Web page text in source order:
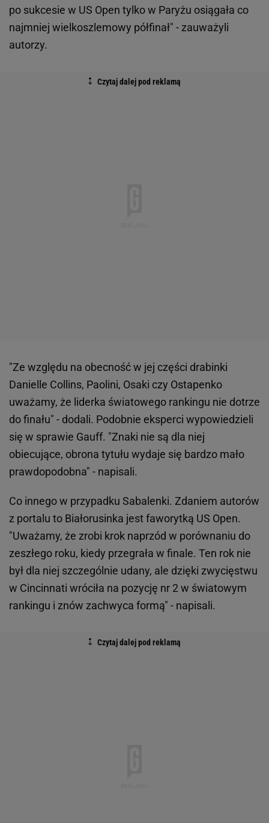
po sukcesie w US Open tylko w Paryżu osiągała co
najmniej wielkoszlemowy półfinał" - zauważyli
autorzy.
"Ze względu na obecność w jej części drabinki
Danielle Collins, Paolini, Osaki czy Ostapenko
uważamy, że liderka światowego rankingu nie dotrze
do finału" - dodali. Podobnie eksperci wypowiedzieli
się w sprawie Gauff. "Znaki nie są dla niej
obiecujące, obrona tytułu wydaje się bardzo mało
prawdopodobna" - napisali.
Co innego w przypadku Sabalenki. Zdaniem autorów
z portalu to Białorusinka jest faworytką US Open.
"Uważamy, że zrobi krok naprzód w porównaniu do
zeszłego roku, kiedy przegrała w finale. Ten rok nie
był dla niej szczególnie udany, ale dzięki zwycięstwu
w Cincinnati wróciła na pozycję nr 2 w światowym
rankingu i znów zachwyca formą" - napisali.